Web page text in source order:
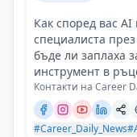
Как според вас
специалиста
бъде ли заплаха
инструмент в
Контакти на Career
#Career_Daily_News